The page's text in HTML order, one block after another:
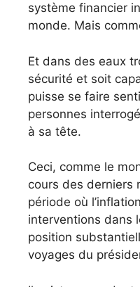
système financier
monde. Mais
Et dans des eaux
sécurité et soit
puisse se faire
personnes
à sa tête.
Ceci, comme le
cours des derniers
période où
interventions dans
position
voyages du